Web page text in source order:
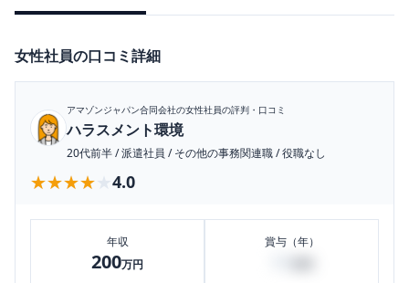
女性社員の口コミ詳細
アマゾンジャパン合同会社の女性社員の評判・口コミ
ハラスメント環境
20代前半/派遣社員 /その他の事務関連職/役職なし
★★★★★
★★★★★ 4.0
年収
200万円
賞与（年）